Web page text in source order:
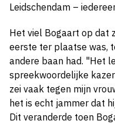
Leidschendam –
Het viel Bogaart op dat
eerste ter plaatse was,
andere baan had. "Het
spreekwoordelijke
zei vaak tegen mijn
het is echt jammer dat
Dit veranderde toen